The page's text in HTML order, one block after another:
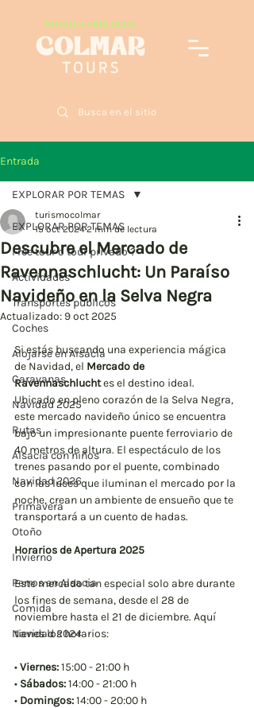
Entrada
EXPLORAR POR TEMAS
Free tour o tour privado ?
Actividades
Transportes publicos
Coches
Alojarse en Alsacia
Caravanas
Navidad 2025
Rutas
Alsacia con niños
Navidad 2026
Primavera
Otoño
Invierno
Perros en Alsacia
Comida
Navidad 2024
EXPLORAR POR TEMAS
Descubre el Mercado de
Ravennaschlucht: Un Paraíso
Navideño en la Selva Negra
turismocolmar
15 oct 20242 min de lectura
Actualizado: 9 oct 2025
Si estás buscando una experiencia mágica
de Navidad, el Mercado de
Ravennaschlucht es el destino ideal.
Ubicado en pleno corazón de la Selva Negra,
este mercado navideño único se encuentra
bajo un impresionante puente ferroviario de
40 metros de altura. El espectáculo de los
trenes pasando por el puente, combinado
con las luces que iluminan el mercado por la
noche, crean un ambiente de ensueño que te
transportará a un cuento de hadas.
Horarios de Apertura 2025
Este mercado tan especial solo abre durante
los fines de semana, desde el 28 de
noviembre hasta el 21 de diciembre. Aquí
tienes los horarios:
• Viernes: 15:00 - 21:00 h
• Sábados: 14:00 - 21:00 h
• Domingos: 14:00 - 20:00 h